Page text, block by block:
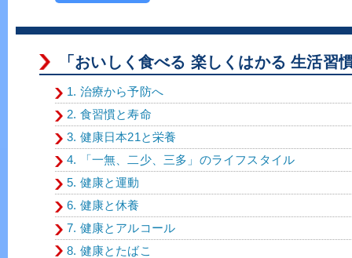
「おいしく食べる 楽しくはかる 生活習
1. 治療から予防へ
2. 食習慣と寿命
3. 健康日本21と栄養
4. 「一無、二少、三多」のライフスタイル
5. 健康と運動
6. 健康と休養
7. 健康とアルコール
8. 健康とたばこ